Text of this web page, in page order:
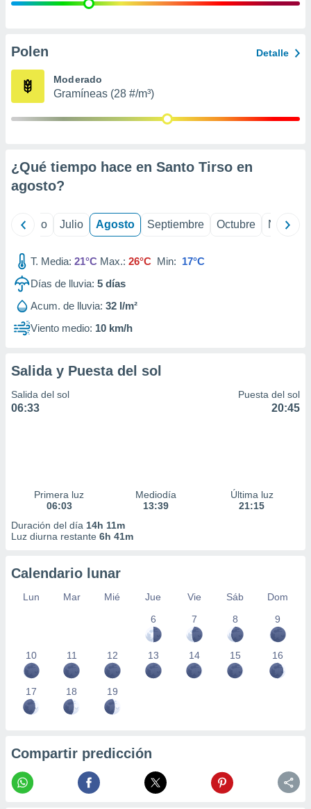
e
publicidad
Polen Detalle
Moderado
Gramíneas (28 #/m³)
¿Qué tiempo hace en Santo Tirso en
agosto?
Junio Julio Agosto Septiembre Octubre
T. Media: 21°C Max.: 26°C Min: 17°C
Días de lluvia: 5 días
Acum. de lluvia: 32 l/m²
Viento medio: 10 km/h
Salida y Puesta del sol
Salida del sol
06:33
Puesta del sol
20:45
Primera luz
06:03
Mediodía
13:39
Última luz
21:15
Duración del día 14h 11m
Luz diurna restante 6h 41m
Calendario lunar
Lun Mar Mié Jue Vie Sáb
Dom
6
7 8 9
10 11 12 13 14 15 16
17 18 19
Compartir predicción